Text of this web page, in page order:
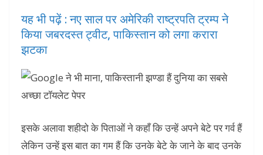
यह भी पढ़ें : नए साल पर अमेरिकी राष्ट्रपति ट्रम्प ने
किया जबरदस्त ट्वीट, पाकिस्तान को लगा करारा
झटका
इसके अलावा शहीदो के पिताओं ने कहाँ कि उन्हें अपने बेटे पर गर्व हैं
लेकिन उन्हें इस बात का गम हैं कि उनके बेटे के जाने के बाद उनके